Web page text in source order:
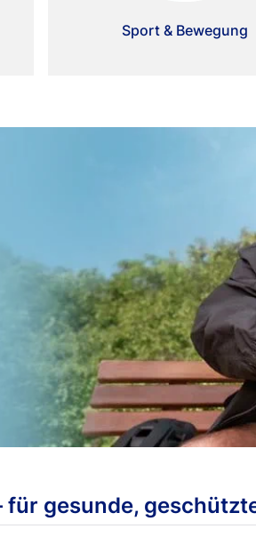
Sport & Bewegung
für gesunde,